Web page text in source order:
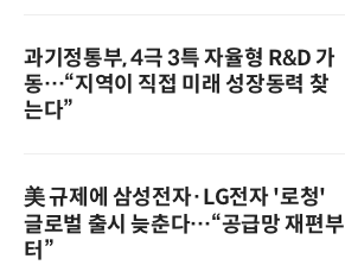
과기정통부, 4극 3특 자율형 R&D 가
동…“지역이 직접 미래 성장동력 찾
는다”
美 규제에 삼성전자·LG전자 '로청'
글로벌 출시 늦춘다…“공급망 재편부
터”